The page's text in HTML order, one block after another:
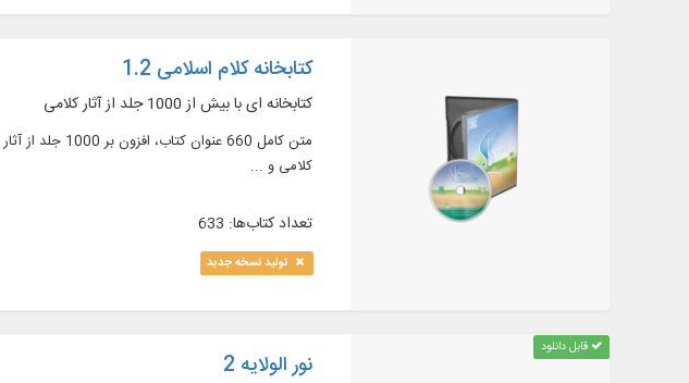
کتابخانه کلام اسلامی 1.2
کتابخانه ای با بیش از 1000 جلد از آثار کلامی
متن کامل 660
کلامی و ...
تعداد کتاب‌ها: 633
تولید نسخه جدید
قابل دانلود
نور الولایه 2